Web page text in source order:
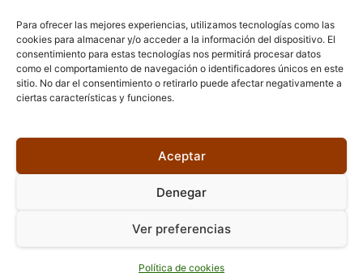
Para ofrecer las mejores experiencias, utilizamos tecnologías como las
cookies para almacenar y/o acceder a la información del dispositivo. El
consentimiento para estas tecnologías nos permitirá procesar datos
como el comportamiento de navegación o identificadores únicos en este
sitio. No dar el consentimiento o retirarlo puede afectar negativamente a
ciertas características y funciones.
Aceptar
Denegar
Ver preferencias
Política de cookies
Aviso legal|Accesibilidad